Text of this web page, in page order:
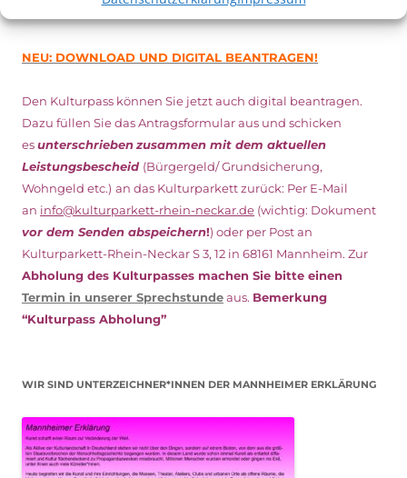
NEU: DOWNLOAD UND DIGITAL BEANTRAGEN!
Den Kulturpass können Sie jetzt auch digital beantragen.
Dazu füllen Sie das Antragsformular aus und schicken
esunterschriebenzusammen mit dem aktuellen
Leistungsbescheid (Bürgergeld/ Grundsicherung,
Wohngeld etc.) an das Kulturparkett zurück: Per E-Mail
an info@kulturparkett-rhein-neckar.de (wichtig: Dokument
vor dem Senden abspeichern!) oder per Post an
Kulturparkett-Rhein-Neckar S 3, 12 in 68161 Mannheim. Zur
Abholung des Kulturpasses machen Sie bitte einen
Termin in unserer Sprechstundeaus. Bemerkung
“Kulturpass Abholung”
WIR SIND UNTERZEICHNER*INNEN DER MANNHEIMER ERKLÄRUNG